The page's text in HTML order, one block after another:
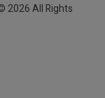
2026 All Rights